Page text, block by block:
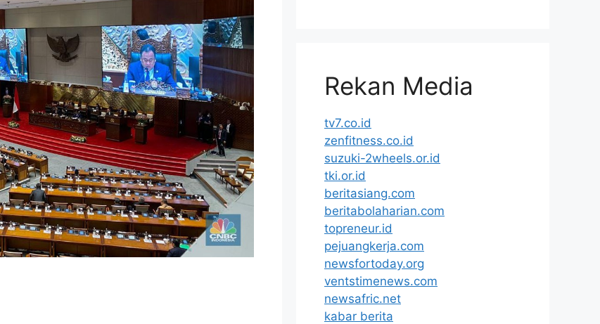
Rekan Media
tv7.co.id
zenfitness.co.id
suzuki-2wheels.or.id
tki.or.id
beritasiang.com
beritabolaharian.com
topreneur.id
pejuangkerja.com
newsfortoday.org
ventstimenews.com
newsafric.net
kabar berita